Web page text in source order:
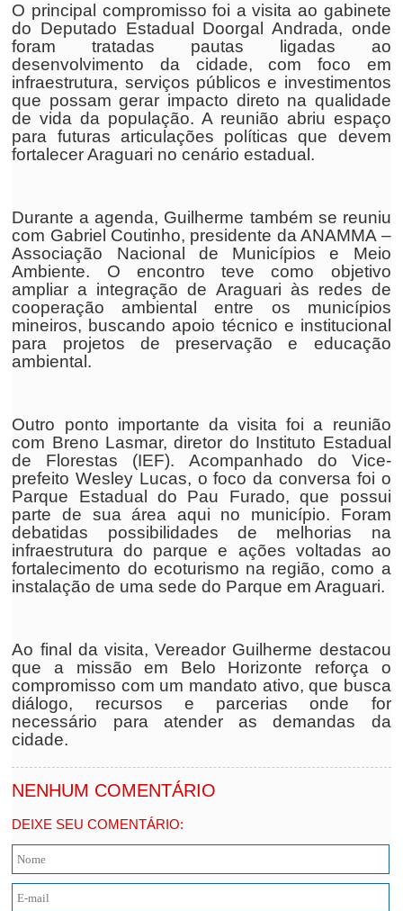
O principal compromisso foi a visita ao gabinete
do Deputado Estadual Doorgal Andrada, onde
foram tratadas pautas ligadas ao
desenvolvimento da cidade, com foco em
infraestrutura, serviços públicos e investimentos
que possam gerar impacto direto na qualidade
de vida da população. A reunião abriu espaço
para futuras articulações políticas que devem
fortalecer Araguari no cenário estadual.
Durante a agenda, Guilherme também se reuniu
com Gabriel Coutinho, presidente da ANAMMA –
Associação Nacional de Municípios e Meio
Ambiente. O encontro teve como objetivo
ampliar a integração de Araguari às redes de
cooperação ambiental entre os municípios
mineiros, buscando apoio técnico e institucional
para projetos de preservação e educação
ambiental.
Outro ponto importante da visita foi a reunião
com Breno Lasmar, diretor do Instituto Estadual
de Florestas (IEF). Acompanhado do Vice-
prefeito Wesley Lucas, o foco da conversa foi o
Parque Estadual do Pau Furado, que possui
parte de sua área aqui no município. Foram
debatidas possibilidades de melhorias na
infraestrutura do parque e ações voltadas ao
fortalecimento do ecoturismo na região, como a
instalação de uma sede do Parque em Araguari.
Ao final da visita, Vereador Guilherme destacou
que a missão em Belo Horizonte reforça o
compromisso com um mandato ativo, que busca
diálogo, recursos e parcerias onde for
necessário para atender as demandas da
cidade.
NENHUM COMENTÁRIO
DEIXE SEU COMENTÁRIO: